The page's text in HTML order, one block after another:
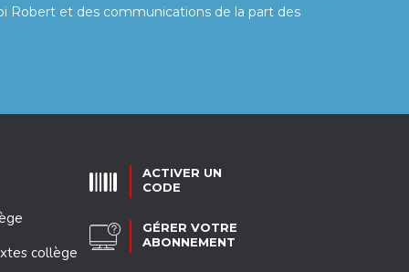
Robert et des communications de la part des
collège
ACTIVER UN
CODE
GÉRER VOTRE
ABONNEMENT